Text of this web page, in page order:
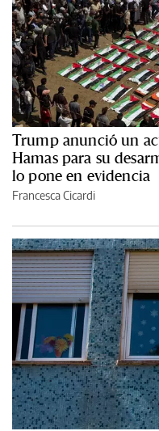
Trump anunció un
Hamas para su
lo pone en evidencia
Francesca Cicardi